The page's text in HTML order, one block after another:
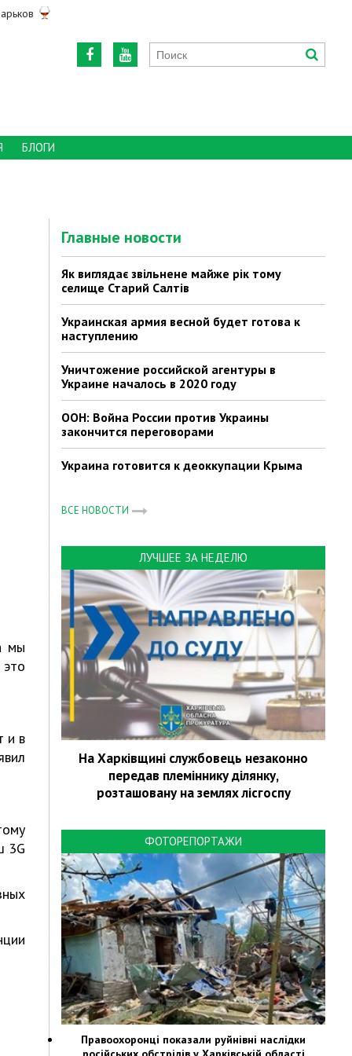
БЛОГИ
мы
и в
3G
Главные новости
Як виглядає звільнене майже рік тому
селище Старий Салтів
Украинская армия весной будет готова к
наступлению
Уничтожение российской агентуры в
Украине началось в 2020 году
ООН: Война России против Украины
закончится переговорами
Украина готовится к деоккупации Крыма
ВСЕ НОВОСТИ
ЛУЧШЕЕ ЗА НЕДЕЛЮ
На Харківщині службовець незаконно
передав племіннику ділянку,
розташовану на землях лісгоспу
ФОТОРЕПОРТАЖИ
Правоохоронці показали руйнівні наслідки